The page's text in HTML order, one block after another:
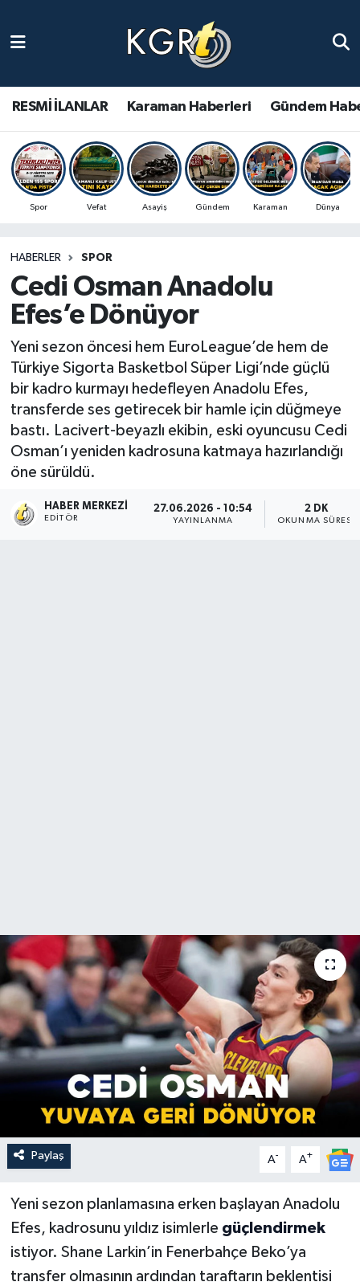
RESMİ İLANLAR Karaman Haberleri Gündem
Spor Vefat Asayiş Gündem Karaman Dünya
HABERLER SPOR
Cedi Osman Anadolu
Efes’e Dönüyor
Yeni sezon öncesi hem EuroLeague’de hem de
Türkiye Sigorta Basketbol Süper Ligi’nde güçlü
bir kadro kurmayı hedefleyen Anadolu Efes,
transferde ses getirecek bir hamle için düğmeye
bastı. Lacivert-beyazlı ekibin, eski oyuncusu Cedi
Osman’ı yeniden kadrosuna katmaya hazırlandığı
öne sürüldü.
HABER MERKEZI
EDITÖR
27.06.2026 - 10:54
YAYINLANMA
2 DK
OKUNMA SÜRESI
Paylaş A- A+
Yeni sezon planlamasına erken başlayan Anadolu
Efes, kadrosunu yıldız isimlerle güçlendirmek
istiyor. Shane Larkin’in Fenerbahçe Beko’ya
transfer olmasının ardından taraftarın beklentisi
Gündem Haberleri
Güncel Haberler
Spor Haberleri
Ulusal Haberler
Vefat Edenler